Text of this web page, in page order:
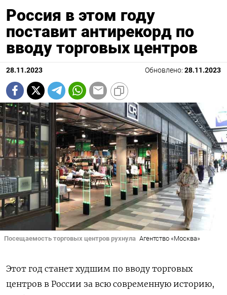
Россия в этом году
поставит антирекорд по
вводу торговых центров
28.11.2023 Обновлено: 28.11.2023
Посещаемость торговых центров рухнула Агентство «Москва»
Этот год станет худшим по вводу торговых
центров в России за всю современную историю,